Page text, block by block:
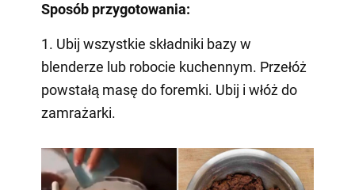
Sposób przygotowania:
1. Ubij wszystkie składniki bazy w
blenderze lub robocie kuchennym. Przełóż
powstałą masę do foremki. Ubij i włóż do
zamrażarki.